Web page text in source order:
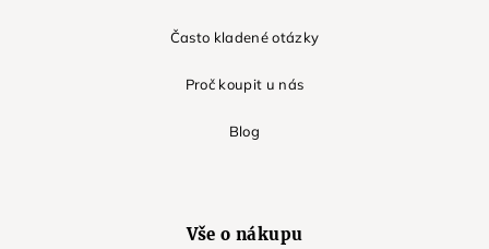
Často kladené otázky
Proč koupit u nás
Blog
Vše o nákupu